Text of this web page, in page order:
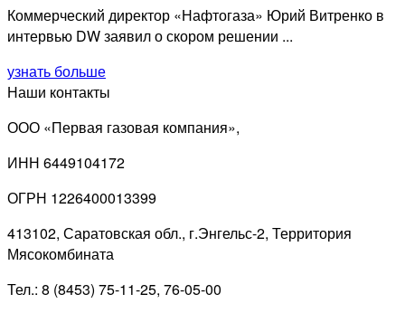
Коммерческий директор «Нафтогаза» Юрий Витренко в
интервью DW заявил о скором решении ...
узнать больше
Наши контакты
ООО «Первая газовая компания»,
ИНН 6449104172
ОГРН 1226400013399
413102, Саратовская обл., г.Энгельс-2, Территория
Мясокомбината
Тел.: 8 (8453) 75-11-25, 76-05-00